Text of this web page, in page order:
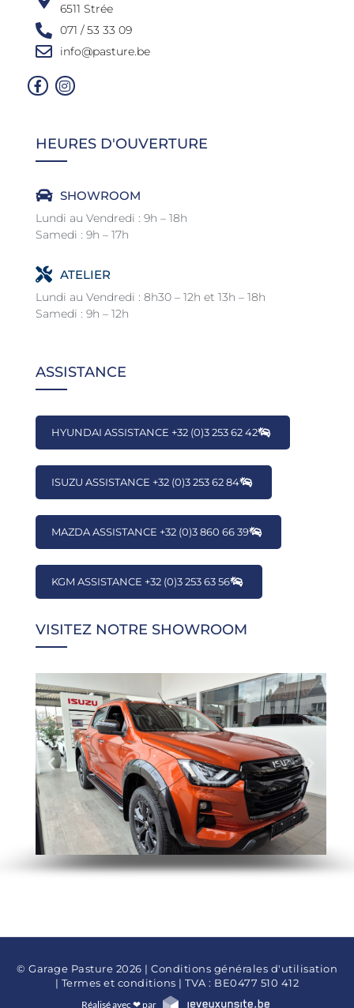
6511 Strée
071 / 53 33 09
info@pasture.be
HEURES D'OUVERTURE
SHOWROOM
Lundi au Vendredi : 9h – 18h
Samedi : 9h – 17h
ATELIER
Lundi au Vendredi : 8h30 – 12h et 13h – 18h
Samedi : 9h – 12h
ASSISTANCE
HYUNDAI ASSISTANCE +32 (0)3 253 62 42
ISUZU ASSISTANCE +32 (0)3 253 62 84
MAZDA ASSISTANCE +32 (0)3 860 66 39
KGM ASSISTANCE +32 (0)3 253 63 56
VISITEZ NOTRE SHOWROOM
© Garage Pasture 2026 | Conditions générales d'utilisation
| Termes et conditions | TVA : BE0477 510 412
Réalisé avec ❤ par